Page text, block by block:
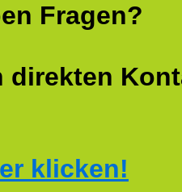
Fragen?
direkten
klicken!